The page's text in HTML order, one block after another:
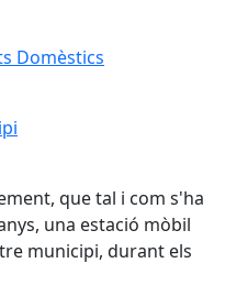
Domèstics
que tal i com s'ha
una estació mòbil
municipi, durant els